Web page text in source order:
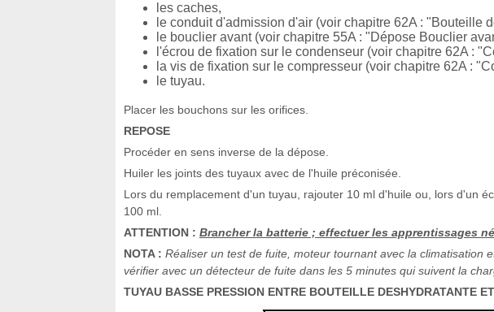
les caches,
le conduit d'admission d'air (voir chapitre 62A : "Bouteille
le bouclier avant (voir chapitre 55A : "Dépose Bouclier
l'écrou de fixation sur le condenseur (voir chapitre 62A :
la vis de fixation sur le compresseur (voir chapitre 62A :
le tuyau.
Placer les bouchons sur les orifices.
REPOSE
Procéder en sens inverse de la dépose.
Huiler les joints des tuyaux avec de l'huile préconisée.
Lors du remplacement d'un tuyau, rajouter 10 ml d'huile ou, lors d'un
100 ml.
ATTENTION : Brancher la batterie ; effectuer les apprentissages
NOTA : Réaliser un test de fuite, moteur tournant avec la climatisation
vérifier avec un détecteur de fuite dans les 5 minutes qui suivent la
TUYAU BASSE PRESSION ENTRE BOUTEILLE DESHYDRATANTE